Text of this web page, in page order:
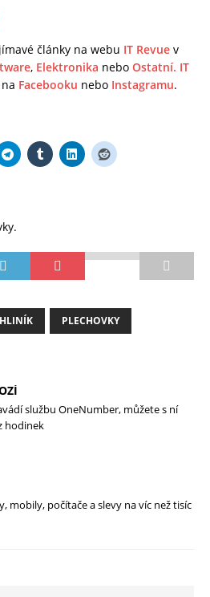
články na webu IT Revue v
, Elektronika nebo Ostatní. IT
Facebooku nebo Instagramu.
HLINÍK PLECHOVKY
službu OneNumber, můžete s ní
hodinek
mobily, počítače a slevy na víc než tisíc